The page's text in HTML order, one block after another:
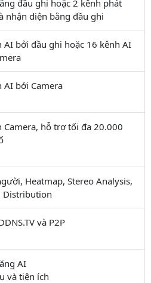
đầu ghi hoặc 2 kênh phát
nhận diện bằng đầu ghi
AI bởi đầu ghi hoặc 16 kênh AI
AI bởi Camera
Camera, hỗ trợ tối đa 20.000
Heatmap, Stereo Analysis,
Distribution
và P2P
AI
và tiện ích